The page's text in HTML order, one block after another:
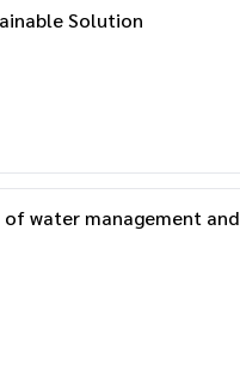
Solution
water management and